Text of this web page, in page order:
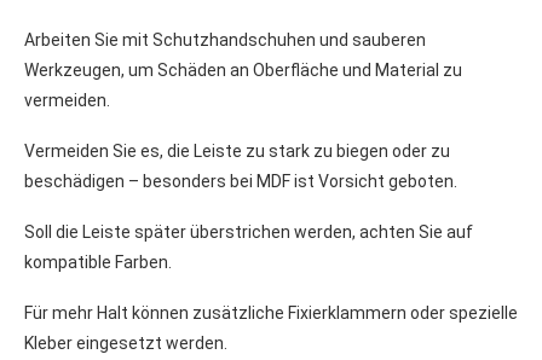
Arbeiten Sie mit Schutzhandschuhen und sauberen
Werkzeugen, um Schäden an Oberfläche und Material zu
vermeiden.
Vermeiden Sie es, die Leiste zu stark zu biegen oder zu
beschädigen – besonders bei MDF ist Vorsicht geboten.
Soll die Leiste später überstrichen werden, achten Sie auf
kompatible Farben.
Für mehr Halt können zusätzliche Fixierklammern oder spezielle
Kleber eingesetzt werden.